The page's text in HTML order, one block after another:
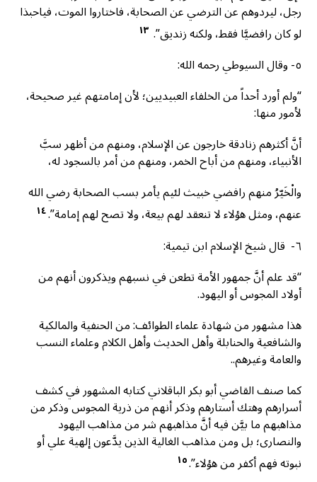
رجل، ليردوهم عن الترضي عن الصحابة، فاختاروا الموت، فياحبذا
لو كان رافضيَّا فقط، ولكنه زنديق”. ١٣
٥- وقال السيوطي رحمه الله:
“ولم أورد أحداً من الخلفاء العبيديين؛ لأن إمامتهم غير صحيحة،
لأمور منها:
أنَّ أكثرهم زنادقة خارجون عن الإسلام، ومنهم من أظهر سبَّ
الأنبياء، ومنهم من أباح الخمر، ومنهم من أمر بالسجود له،
والْخَيّرُ منهم رافضي خبيث لئيم يأمر بسب الصحابة رضي الله
عنهم، ومثل هؤلاء لا تنعقد لهم بيعة، ولا تصح لهم إمامة”.١٤
٦- قال شيخ الإسلام ابن تيمية:
“قد علم أنَّ جمهور الأمة تطعن في نسبهم ويذكرون أنهم من
أولاد المجوس أو اليهود.
هذا مشهور من شهادة علماء الطوائف: من الحنفية والمالكية
والشافعية والحنابلة وأهل الحديث وأهل الكلام وعلماء النسب
والعامة وغيرهم..
كما صنف القاضي أبو بكر الباقلاني كتابه المشهور في كشف
أسرارهم وهتك أستارهم وذكر أنهم من ذرية المجوس وذكر من
مذاهبهم ما بيَّن فيه أنَّ مذاهبهم شر من مذاهب اليهود
والنصارى؛ بل ومن مذاهب الغالية الذين يدَّعون إلهية علي أو
نبوته فهم أكفر من هؤلاء”.١٥